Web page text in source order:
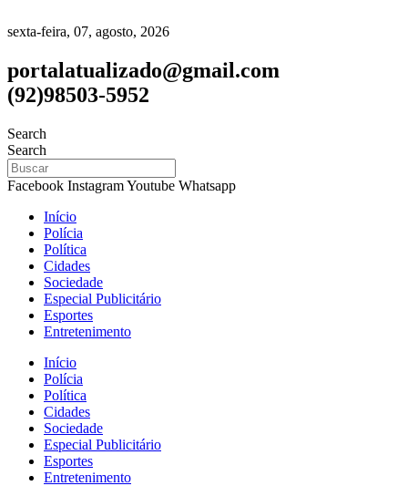
sexta-feira, 07, agosto, 2026
portalatualizado@gmail.com
(92)98503-5952
Search
Search
Facebook InstagramYoutube Whatsapp
Início
Polícia
Política
Cidades
Sociedade
Especial Publicitário
Esportes
Entretenimento
Início
Polícia
Política
Cidades
Sociedade
Especial Publicitário
Esportes
Entretenimento